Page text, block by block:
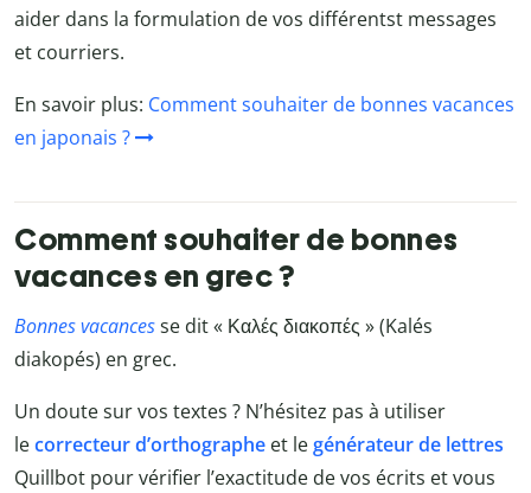
aider dans la formulation de vos différentst messages
et courriers.
En savoir plus: Comment souhaiter de bonnes vacances
en japonais ?
Comment souhaiter de bonnes
vacances en grec ?
Bonnes vacancesse dit « Καλές διακοπές » (Kalés
diakopés) en grec.
Un doute sur vos textes ? N’hésitez pas à utiliser
lecorrecteur d’orthographe et legénérateur de lettres
Quillbot pour vérifier l’exactitude de vos écrits et vous